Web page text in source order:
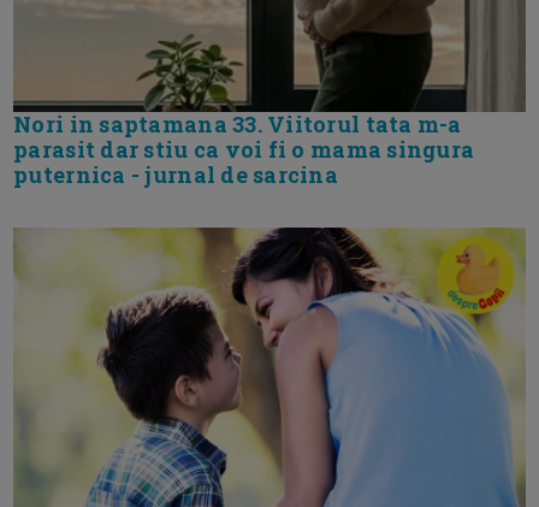
Nori in saptamana 33. Viitorul tata m-a
parasit dar stiu ca voi fi o mama singura
puternica - jurnal de sarcina